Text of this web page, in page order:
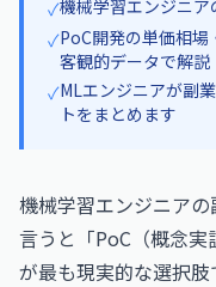
✓機械学習エンジニ
✓PoC開発の単価相
客観的データで解説
✓MLエンジニアが副
トをまとめます
機械学習エンジニア
言うと「PoC（概念実
が最も現実的な選択